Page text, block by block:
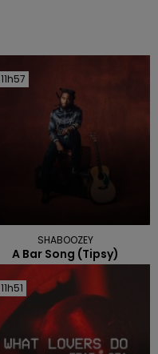
11h57
11h57
SHABOOZEY
A Bar Song (tipsy)
11h51
11h51